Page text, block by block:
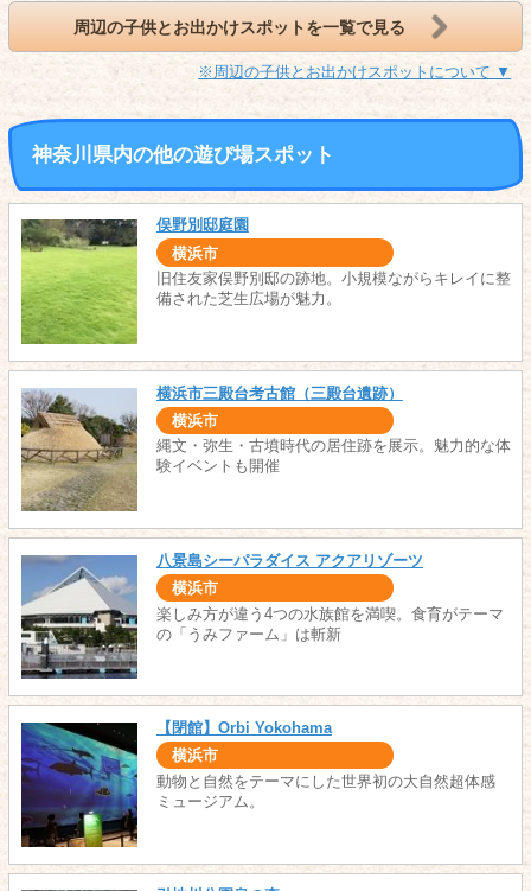
周辺の子供とお出かけスポットを一覧で見る
※周辺の子供とお出かけスポットについて ▼
神奈川県内の他の遊び場スポット
俣野別邸庭園
横浜市
旧住友家俣野別邸の跡地。小規模ながらキレイに整
備された芝生広場が魅力。
横浜市三殿台考古館（三殿台遺跡）
横浜市
縄文・弥生・古墳時代の居住跡を展示。魅力的な体
験イベントも開催
八景島シーパラダイス アクアリゾーツ
横浜市
楽しみ方が違う4つの水族館を満喫。食育がテーマ
の「うみファーム」は斬新
【閉館】Orbi Yokohama
横浜市
動物と自然をテーマにした世界初の大自然超体感
ミュージアム。